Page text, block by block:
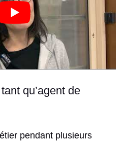
qu’agent de
pendant plusieurs